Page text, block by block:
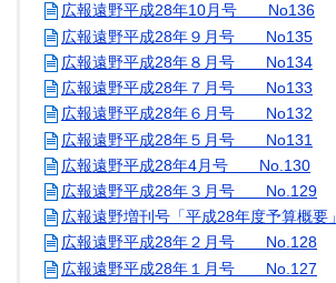
広報遠野平成28年10月号 No136
広報遠野平成28年９月号 No135
広報遠野平成28年８月号 No134
広報遠野平成28年７月号 No133
広報遠野平成28年６月号 No132
広報遠野平成28年５月号 No131
広報遠野平成28年4月号 No.130
広報遠野平成28年３月号 No.129
広報遠野増刊号「平成28年度予算概要」
広報遠野平成28年２月号 No.128
広報遠野平成28年１月号 No.127